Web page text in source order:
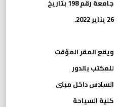
جامعة رقم 198 بتاريخ
26 يناير 2022.
ويقع المقر المؤقت
للمكتب بالدور
السادس داخل مبنى
كلية السياحة